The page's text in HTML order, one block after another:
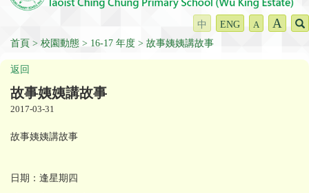
中 ENG A A
首頁 校園動態 16-17 年度 故事姨姨講故事
返回
故事姨姨講故事
2017-03-31
故事姨姨講故事
日期：逢星期四